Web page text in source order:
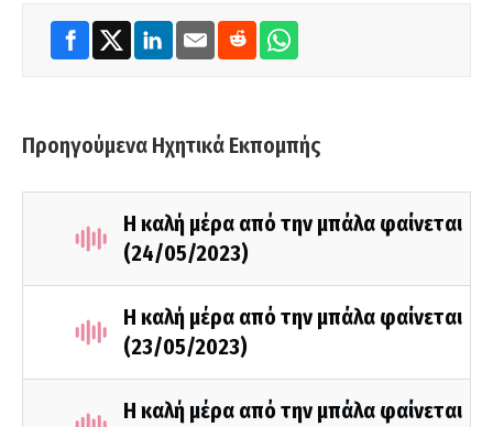
Προηγούμενα Ηχητικά Εκπομπής
Η καλή μέρα από την μπάλα φαίνεται
(24/05/2023)
Η καλή μέρα από την μπάλα φαίνεται
(23/05/2023)
Η καλή μέρα από την μπάλα φαίνεται